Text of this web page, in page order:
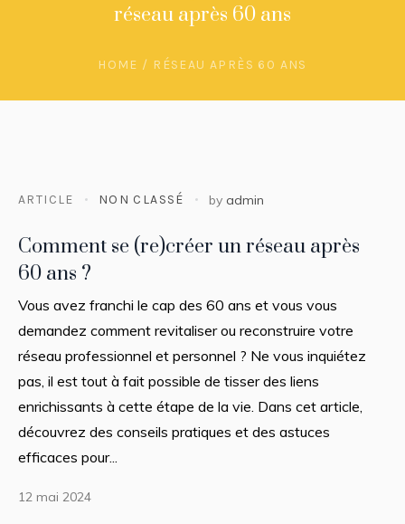
réseau après 60 ans
HOME / RÉSEAU APRÈS 60 ANS
ARTICLE NON CLASSÉ by admin
Comment se (re)créer un réseau après
60 ans ?
Vous avez franchi le cap des 60 ans et vous vous
demandez comment revitaliser ou reconstruire votre
réseau professionnel et personnel ? Ne vous inquiétez
pas, il est tout à fait possible de tisser des liens
enrichissants à cette étape de la vie. Dans cet article,
découvrez des conseils pratiques et des astuces
efficaces pour...
12 mai 2024